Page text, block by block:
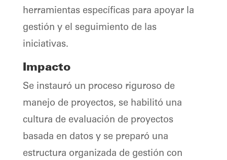
herramientas específicas para apoyar la
gestión y el seguimiento de las
iniciativas.
Impacto
Se instauró un proceso riguroso de
manejo de proyectos, se habilitó una
cultura de evaluación de proyectos
basada en datos y se preparó una
estructura organizada de gestión con